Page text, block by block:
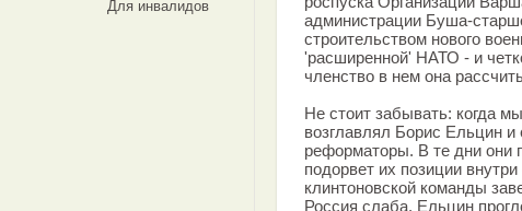
Для инвалидов
администрации Буша-
строительством нового
'расширенной' НАТО - и
членство в нем она
Не стоит забывать: когда
возглавлял Борис Ельцин и
реформаторы. В те дни они
подорвет их позиции
клинтоновской команды
Россия слаба. Ельцин